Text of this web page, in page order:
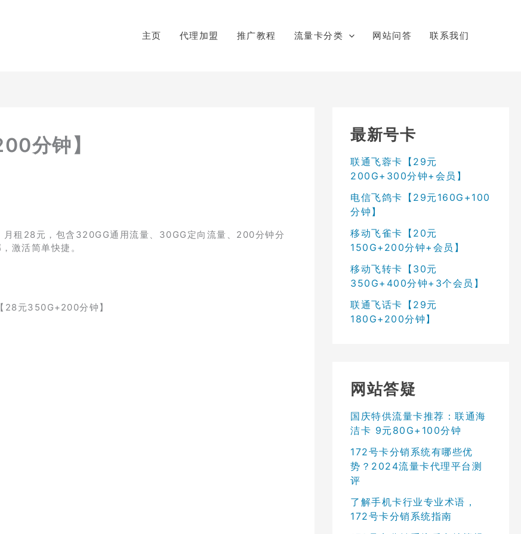
主页 代理加盟 推广教程 流量卡分类 网站问答 联系我们
分钟】
租28元，包含320GG通用流量、30GG定向流量、200分钟分
激活简单快捷。
最新号卡
联通飞蓉卡【29元
200G+300分钟+会员】
电信飞鸽卡【29元160G+100
分钟】
移动飞雀卡【20元
150G+200分钟+会员】
移动飞转卡【30元
350G+400分钟+3个会员】
联通飞话卡【29元
180G+200分钟】
网站答疑
国庆特供流量卡推荐：联通海
洁卡 9元80G+100分钟
172号卡分销系统有哪些优
势？2024流量卡代理平台测
评
了解手机卡行业专业术语，
172号卡分销系统指南